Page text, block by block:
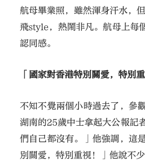
航母畢業照，雖然渾身汗水，
飛style，熱鬧非凡。航母上每
認同感。
「國家對香港特別關愛，特別重
不知不覺兩個小時過去了，參
湖南的25歲中士拿起大公報記
們自己都沒有。」他強調，這
別關愛，特別重視！」他說不